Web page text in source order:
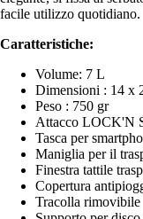
facile utilizzo quotidiano.
Caratteristiche:
Volume: 7 L
Dimensioni : 14 x
Peso : 750 gr
Attacco LOCK'N
Tasca per
Maniglia per il
Finestra tattile
Copertura
Tracolla rimovibile